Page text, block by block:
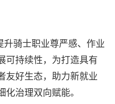
升骑士职业尊严感、作业
可持续性，为打造具有
友好生态，助力新就业
治理双向赋能。